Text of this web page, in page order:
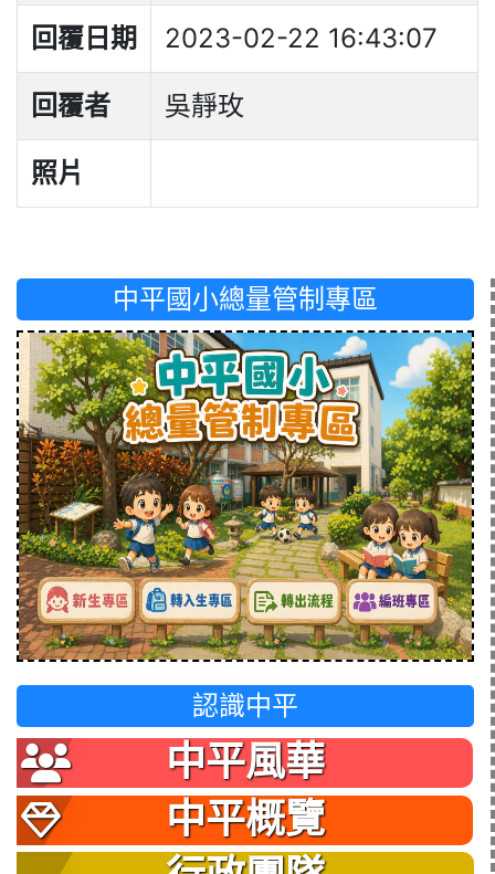
回覆日期 2023-02-22 16:43:07
回覆者 吳靜玫
照片
中平國小總量管制專區
認識中平
中平風華
中平概覽